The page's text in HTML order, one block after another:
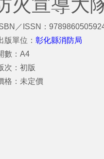
火宣導大
／ISSN：
版單位：彰化縣消防局
數：A4
次：初版
格：未定價